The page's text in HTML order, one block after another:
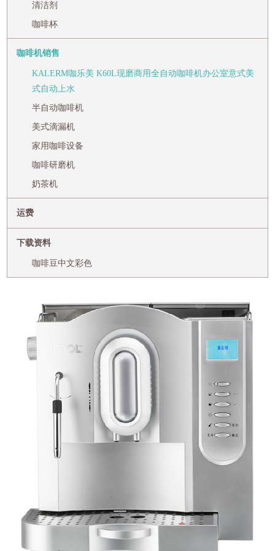
清洁剂
咖啡杯
咖啡机销售
KALERM咖乐美 K60L现磨商用全自动咖啡机办公室意式美
式自动上水
半自动咖啡机
美式滴漏机
家用咖啡设备
咖啡研磨机
奶茶机
运费
下载资料
咖啡豆中文彩色